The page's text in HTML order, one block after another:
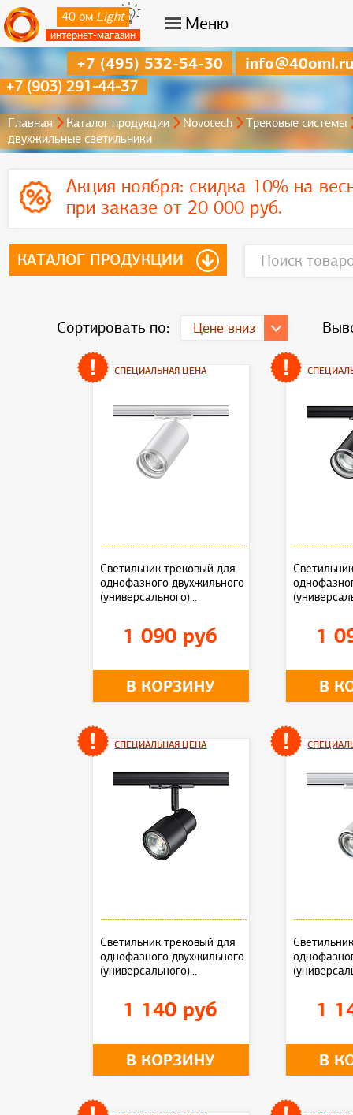
40 ом Light
интернет-магазин
Меню
+7 (903) 291-44-37
+7 (495) 532-54-30 info@40oml.ru
Главная Каталог продукции Novotech
Трековые системы
двухжильные светильники
Акция ноября: скидка 10% на
при заказе от 20 000 руб.
КАТАЛОГ ПРОДУКЦИИ
Сортировать по: Цене вниз
СПЕЦИАЛЬНАЯ ЦЕНА
Светильник трековый для
однофазного двухжильного
(универсального)...
1 090 руб
В КОРЗИНУ
1
В
СПЕЦИАЛЬНАЯ ЦЕНА
Светильник трековый для
однофазного двухжильного
(универсального)...
1 140 руб
В КОРЗИНУ
1
В